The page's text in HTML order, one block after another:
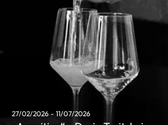
27/02/2026 - 11/07/2026